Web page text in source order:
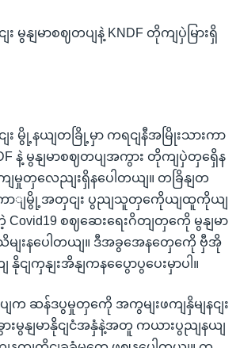
မွနျမာစဈတပျနဲ့ KNDF တိုကျပှဲမြားရှိ
း မွို့နယျတခြို့မှာ ကရငျနီအမြိုးသားကာ
နဲ့ မွနျမာစဈတပျအကွား တိုကျပှဲတှရှေိန
မှုတှလေညျးရှိနပေါတယျ။ တခြိနျတ
ောျမွို့အတှငျး ပွညျသူတှကေိုယျထူကိုယျ
Covid19 စဈဆေးရေးဂိတျတှကေို မွနျမာ
ျးနပေါတယျ။ ဒီအခွအေနတှေကေို ဗှီအို
ငျကှနျးအိနျကနပွေောပွပေးမှာပါ။
က ဆန်ဒပွမှုတှကေို အကွမျးဖကျနှိမျနငျး
ားမွနျမာနိုငျငံအနှံနဲ့အတူ ကယားပွညျနယျ